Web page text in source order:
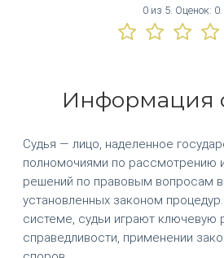
0 из 5. Оценок: 0
Информация
Судья — лицо, наделенное
полномочиями по рассмотрению
решений по правовым вопросам
установленных законом
системе, судьи играют ключевую
справедливости, применении